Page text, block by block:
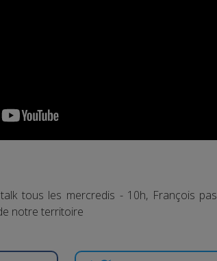
tous les mercredis - 10h, François
notre territoire